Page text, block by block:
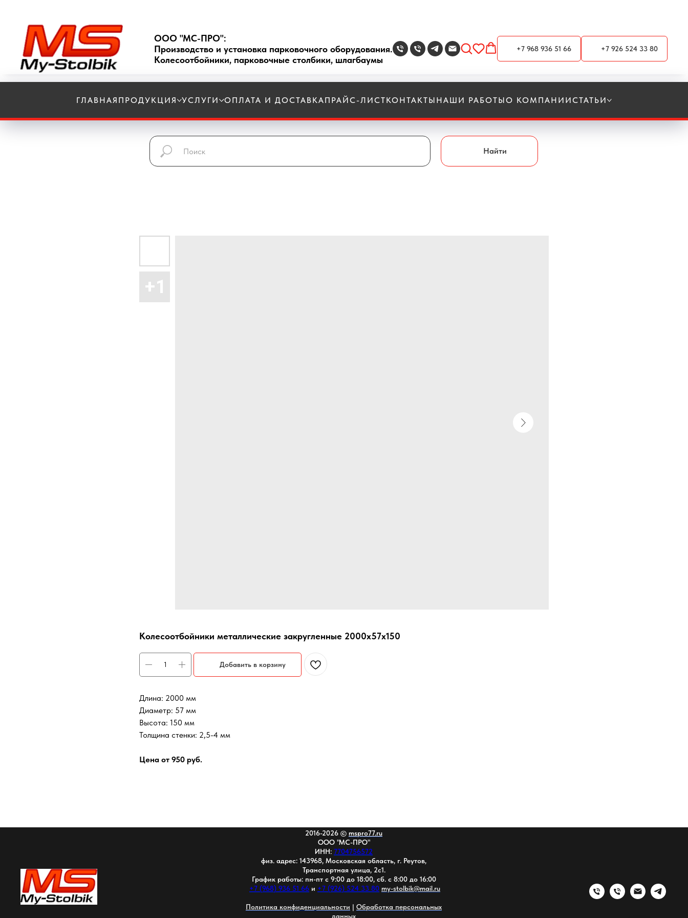
ООО "МС-ПРО":
Производство и установка парковочного оборудования.
Колесоотбойники, парковочные столбики, шлагбаумы
+7 968 936 51 66 +7 926 524 33 80
ГЛАВНАЯ ПРОДУКЦИЯ УСЛУГИ ОПЛАТА И ДОСТАВКАПРАЙС-ЛИСТКОНТАКТЫ НАШИ РАБОТЫО КОМПАНИИСТАТЬИ
Найти
Колесоотбойники металлические закругленные 2000х57х150
Добавить в корзину
Длина: 2000 мм
Диаметр: 57 мм
Высота: 150 мм
Толщина стенки: 2,5-4 мм
Цена от 950 руб.
2016-2026 © mspro77.ru
ООО "МС-ПРО"
ИНН: 7704756572
физ. адрес: 143968, Московская область, г. Реутов,
Транспортная улица, 2с1.
График работы: пн-пт с 9:00 до 18:00, сб. с 8:00 до 16:00
+7 (968) 936 51 66 и +7 (926) 524 33 80 my-stolbik@mail.ru
Политика конфиденциальности | Обработка персональных
данных